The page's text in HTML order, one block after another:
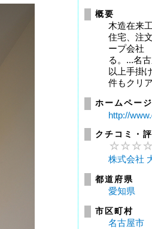
概要
木造在来
住宅、注
ープ会社
る。...名
以上手掛
件もクリ
ホームペー
http://
クチコミ・評
株式会社
都道府県
愛知県
市区町村
名古屋市